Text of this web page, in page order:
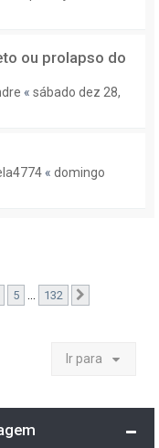
ou prolapso do
« sábado dez 28,
« domingo
5 132
Ir para